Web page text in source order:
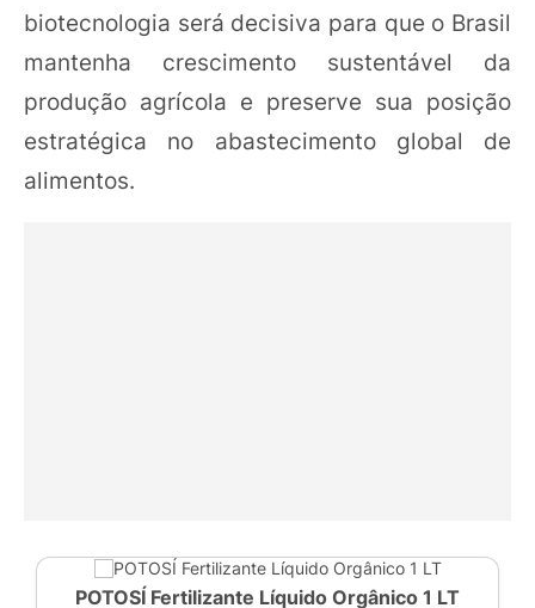
biotecnologia será decisiva para que o Brasil
mantenha crescimento sustentável da
produção agrícola e preserve sua posição
estratégica no abastecimento global de
alimentos.
POTOSÍ Fertilizante Líquido Orgânico 1 LT